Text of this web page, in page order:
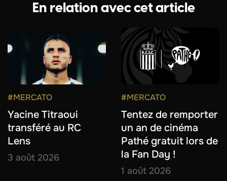
En relation avec cet article
#MERCATO
Yacine Titraoui
transféré au RC
Lens
3 août 2026
#MERCATO
Tentez de remporter
un an de cinéma
Pathé gratuit lors de
la Fan Day !
1 août 2026